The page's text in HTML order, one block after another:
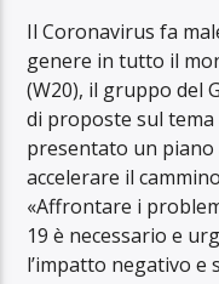
Il Coronavirus fa
genere in tutto il
(W20), il gruppo del
di proposte sul tema
presentato un
accelerare il
«Affrontare i
19 è necessario e
l’impatto negativo